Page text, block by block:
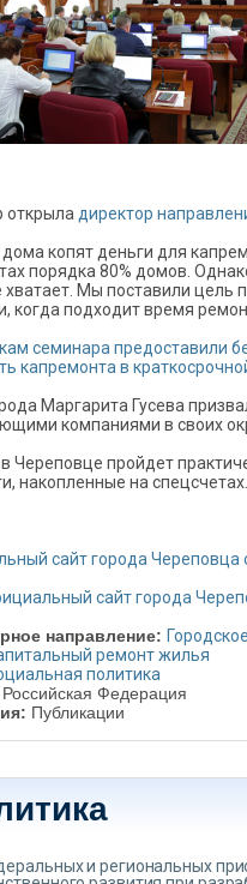
открыла директор
копят деньги для
порядка 80% домов.
хватает. Мы поставили цель
когда подходит время
семинара предоставили
капремонта в
Маргарита Гусева
компаниями в своих
Череповце пройдет
накопленные на спецсчетах.
сайт города Череповца
сайт города
направление:
ремонт жилья
политика
Российская Федерация
Публикации
и региональных